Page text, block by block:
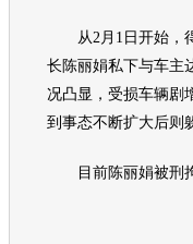
从2月1日开始，得
长陈丽娟私下与车主
况凸显，受损车辆剧
到事态不断扩大后则
目前陈丽娟被刑拘